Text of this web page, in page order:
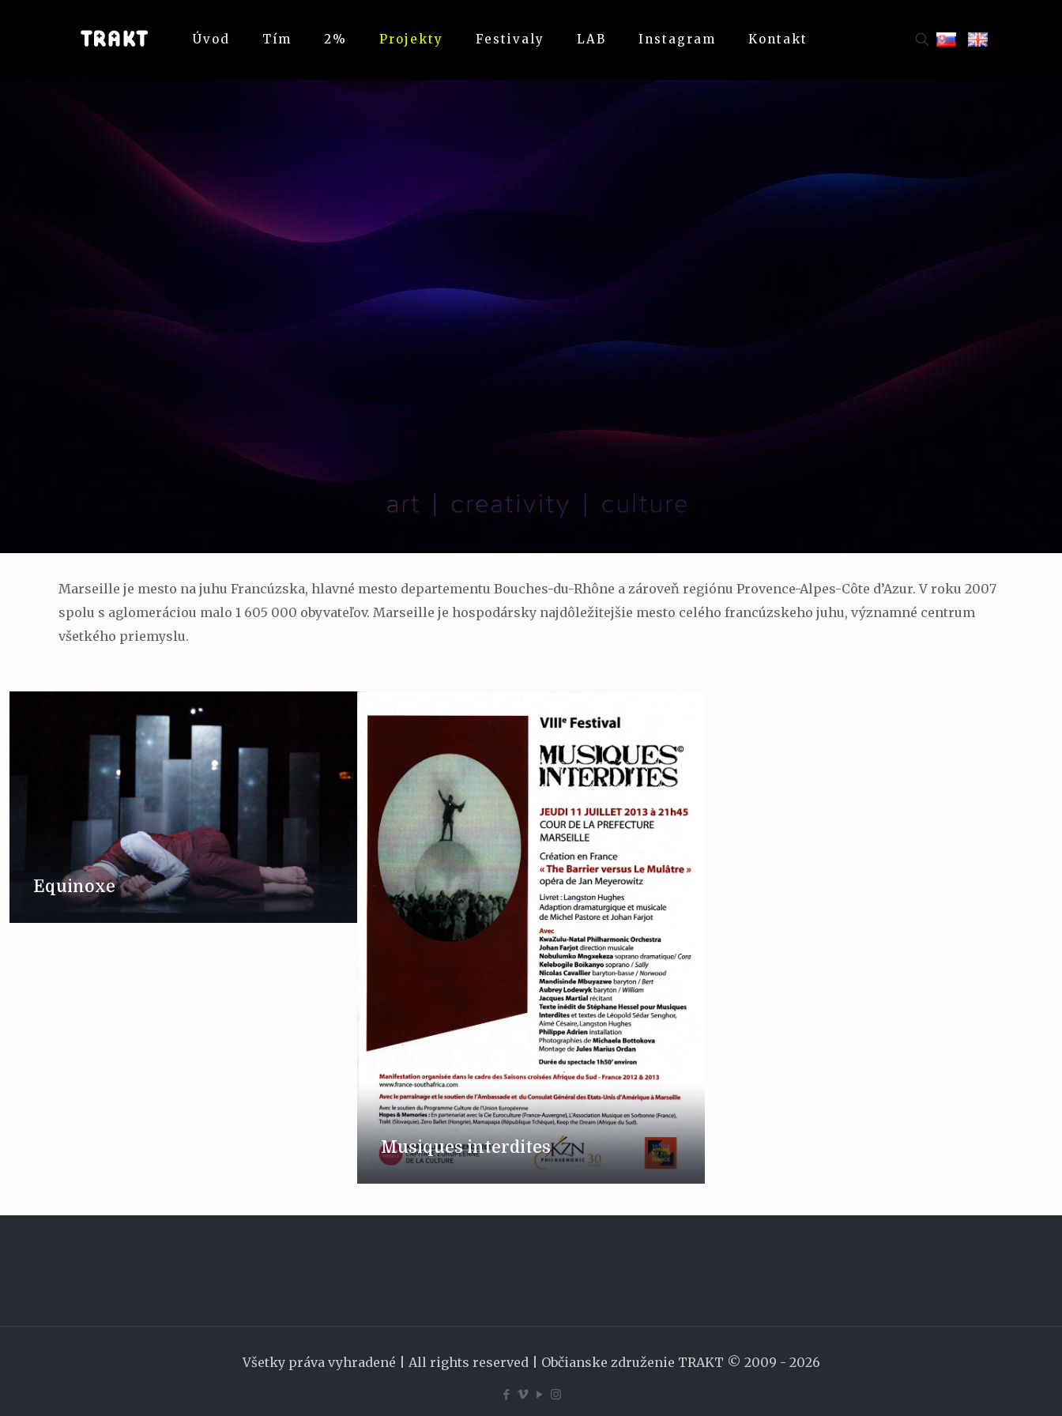
Úvod Tím 2% Projekty Festivaly LAB Instagram Kontakt
Marseille je mesto na juhu Francúzska, hlavné mesto departementu Bouches-du-Rhône a zároveň regiónu Provence-Alpes-Côte d’Azur. V roku 2007
spolu s aglomeráciou malo 1 605 000 obyvateľov. Marseille je hospodársky najdôležitejšie mesto celého francúzskeho juhu, významné centrum
všetkého priemyslu.
Equinoxe
Musiques interdites
Všetky práva vyhradené | All rights reserved | Občianske združenie TRAKT © 2009 - 2026